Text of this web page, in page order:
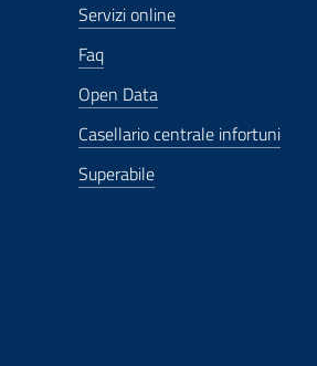
Servizi online
Faq
Open Data
Casellario centrale infortuni
Superabile